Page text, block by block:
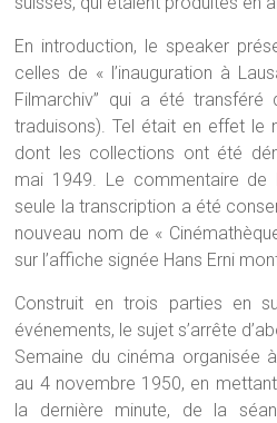
En introduction, le speaker
celles de « l’inauguration à
Filmarchiv” qui a été transféré
traduisons). Tel était en effet le
dont les collections ont été
mai 1949. Le commentaire de
seule la transcription a été
nouveau nom de «
sur l’affiche signée Hans Erni
Construit en trois parties en
événements, le sujet s’arrête
Semaine du cinéma organisée
au 4 novembre 1950, en mettant
la dernière minute, de la